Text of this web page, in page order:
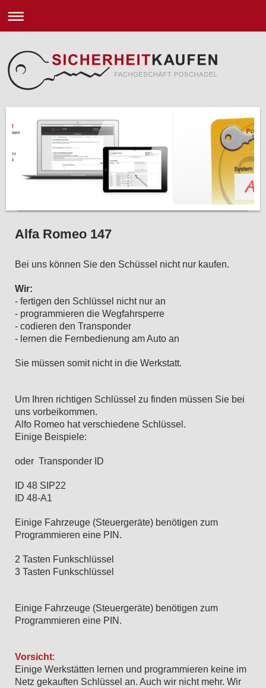
Alfa Romeo 147
Bei uns können Sie den Schüssel nicht nur kaufen.
Wir:
- fertigen den Schlüssel nicht nur an
- programmieren die Wegfahrsperre
- codieren den Transponder
- lernen die Fernbedienung am Auto an
Sie müssen somit nicht in die Werkstatt.
Um Ihren richtigen Schlüssel zu finden müssen Sie bei
uns vorbeikommen.
Alfo Romeo hat verschiedene Schlüssel.
Einige Beispiele:
oder Transponder ID
ID 48 SIP22
ID 48-A1
Einige Fahrzeuge (Steuergeräte) benötigen zum
Programmieren eine PIN.
2 Tasten Funkschlüssel
3 Tasten Funkschlüssel
Einige Fahrzeuge (Steuergeräte) benötigen zum
Programmieren eine PIN.
Vorsicht:
Einige Werkstätten lernen und programmieren keine im
Netz gekauften Schlüssel an. Auch wir nicht mehr. Wir